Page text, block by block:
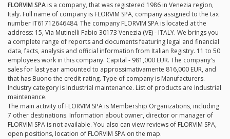
FLORVIM SPA is a company, that was registered 1986 in Venezia region,
Italy. Full name of company is FLORVIM SPA, company assigned to the tax
number IT61712646484. The company FLORVIM SPA is located at the
address: 15, Via Mutinelli Fabio 30173 Venezia (VE) - ITALY. We brings you
a complete range of reports and documents featuring legal and financial
data, facts, analysis and official information from Italian Registry. 11 to 50
employees work in this company. Capital - 981,000 EUR. The company's
sales for last year amounted to approssimativamente 816,000 EUR, and
that has Buono the credit rating. Type of company is Manufacturers.
Industry category is Industrial maintenance. List of products are Industrial
maintenance.
The main activity of FLORVIM SPA is Membership Organizations, including
7 other destinations. Information about owner, director or manager of
FLORVIM SPA is not available. You also can view reviews of FLORVIM SPA,
open positions, location of FLORVIM SPA on the map.